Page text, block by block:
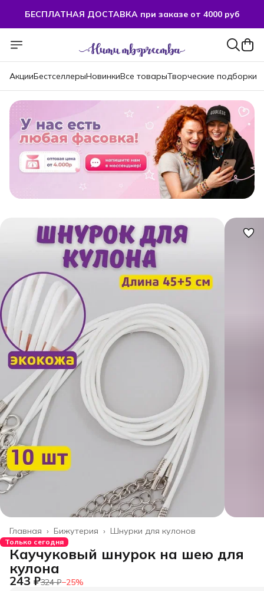
БЕСПЛАТНАЯ ДОСТАВКА при заказе от 4000 руб
БЕСПЛАТНАЯ ДОСТАВКА при заказе от 4000 руб
АкцииБестселлерыНовинкиВсе товарыТворческие подборки
Шнурки для кулонов
Бижутерия ›
Главная ›
Только сегодня
Каучуковый шнурок на шею для
кулона
243 ₽324 ₽−25%